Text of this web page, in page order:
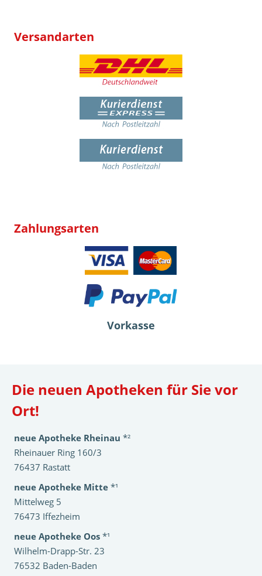
Versandarten
Zahlungsarten
Vorkasse
Die neuen Apotheken für Sie vor
Ort!
neue Apotheke Rheinau *²
Rheinauer Ring 160/3
76437 Rastatt
neue Apotheke Mitte *¹
Mittelweg 5
76473 Iffezheim
neue Apotheke Oos *¹
Wilhelm-Drapp-Str. 23
76532 Baden-Baden